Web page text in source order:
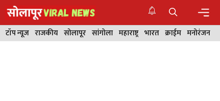
Skip
to
content
टॉप न्यूज राजकीय सोलापूर सांगोला महाराष्ट्र भारत क्राईम मनोरंजन